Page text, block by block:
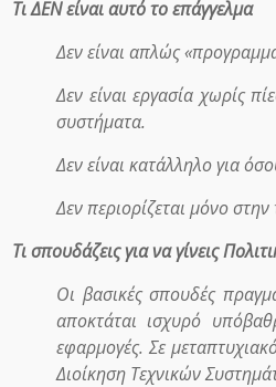
Τι ΔΕΝ είναι αυτό το επάγγελμα
Δεν είναι απλώς
Δεν είναι εργασία χωρίς
συστήματα.
Δεν είναι κατάλληλο για
Δεν περιορίζεται μόνο
Τι σπουδάζεις για να γίνεις
Οι βασικές σπουδές
αποκτάται ισχυρό
εφαρμογές. Σε
Διοίκηση Τεχνικών